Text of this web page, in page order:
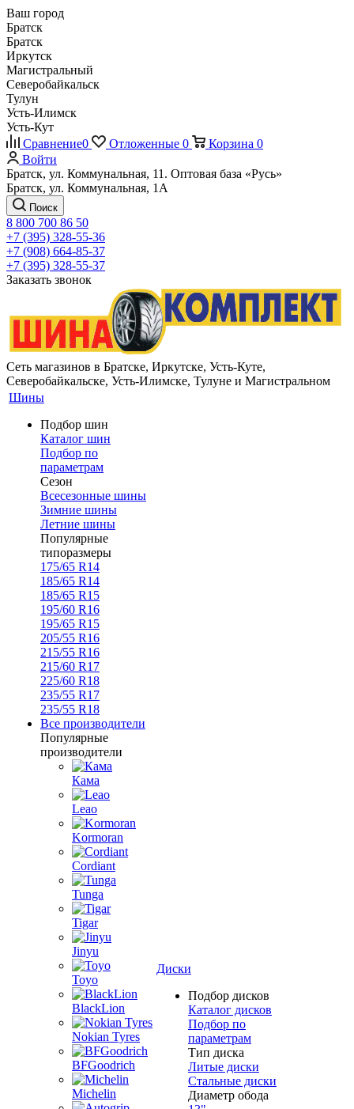
Ваш город
Братск
Братск
Иркутск
Магистральный
Северобайкальск
Тулун
Усть-Илимск
Усть-Кут
Сравнение0 Отложенные 0 Корзина 0
Войти
Братск, ул. Коммунальная, 11. Оптовая база «Русь»
Братск, ул. Коммунальная, 1А
Поиск
8 800 700 86 50
+7 (395) 328-55-36
+7 (908) 664-85-37
+7 (395) 328-55-37
Заказать звонок
Сеть магазинов в Братске, Иркутске, Усть-Куте,
Северобайкальске, Усть-Илимске, Тулуне и Магистральном
Шины
Подбор шин
Каталог шин
Подбор по
параметрам
Сезон
Всесезонные шины
Зимние шины
Летние шины
Популярные
типоразмеры
175/65 R14
185/65 R14
185/65 R15
195/60 R16
195/65 R15
205/55 R16
215/55 R16
215/60 R17
225/60 R18
235/55 R17
235/55 R18
Все производители
Популярные
производители
Кама
Leao
Kormoran
Cordiant
Tunga
Tigar
Jinyu
Toyo
BlackLion
Nokian Tyres
BFGoodrich
Michelin
Диски
Подбор дисков
Каталог дисков
Подбор по
параметрам
Тип диска
Литые диски
Стальные диски
Диаметр обода